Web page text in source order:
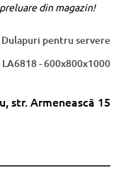
din magazin!
Dulapuri pentru servere
- 600x800x1000
str. Armenească 15